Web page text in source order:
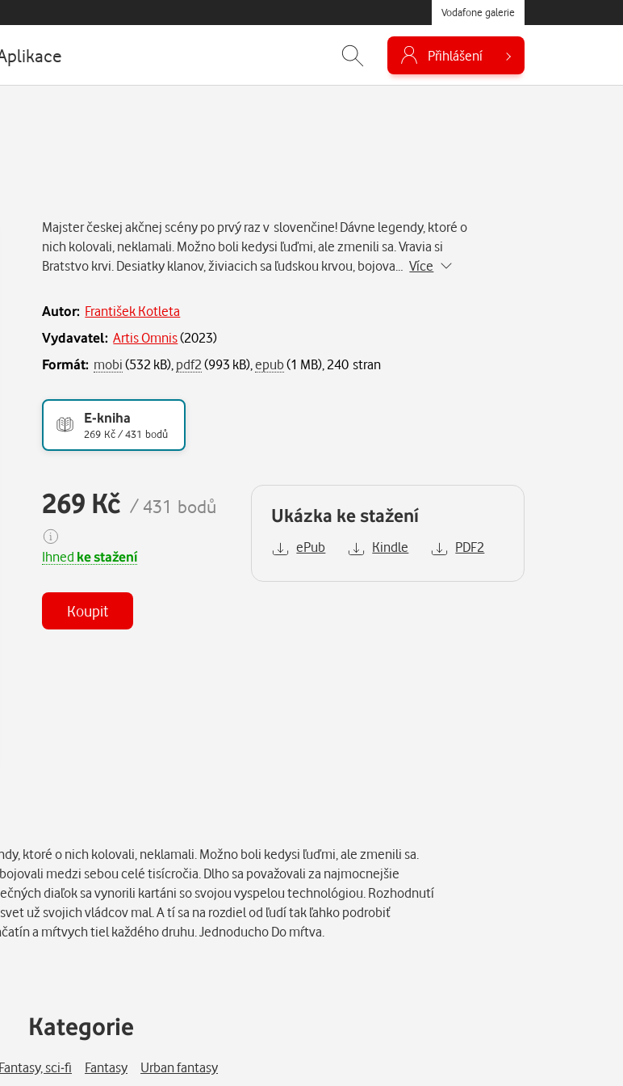
Vodafone galerie
Přihlášení
Majster českej akčnej scény po prvý raz v slovenčine! Dávne legendy, ktoré o
nich kolovali, neklamali. Možno boli kedysi ľuďmi, ale zmenili sa. Vravia si
Bratstvo krvi. Desiatky klanov, živiacich sa ľudskou krvou, bojova…Více
Autor: František Kotleta
Vydavatel: Artis Omnis(2023)
Formát: mobi(532 kB), pdf2(993 kB),epub(1 MB), 240 stran
E-kniha
269 Kč / 431 bodů
269 Kč / 431 bodů
Ihned ke stažení
Koupit
Ukázka ke stažení
ePub Kindle PDF2
ktoré o nich kolovali, neklamali. Možno boli kedysi ľuďmi, ale zmenili sa.
medzi sebou celé tisícročia. Dlho sa považovali za najmocnejšie
diaľok sa vynorili kartáni so svojou vyspelou technológiou. Rozhodnutí
už svojich vládcov mal. A tí sa na rozdiel od ľudí tak ľahko podrobiť
a mŕtvych tiel každého druhu. Jednoducho Do mŕtva.
Kategorie
Fantasy, sci-fi Fantasy Urban fantasy